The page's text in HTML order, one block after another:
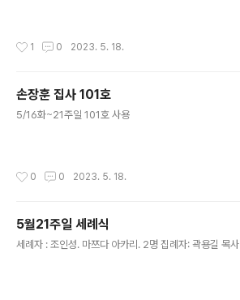
1 0 2023. 5. 18.
손장훈 집사 101호
5/16화~21주일 101호 사용
0 0 2023. 5. 18.
5월21주일 세례식
세례자 : 조인성. 마쯔다 아카리. 2명 집례자: 곽용길 목사